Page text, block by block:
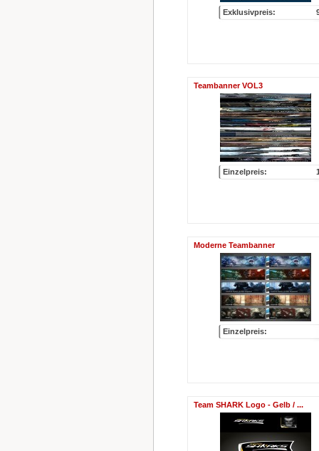
Exklusivpreis:
Teambanner VOL3
Einzelpreis:
Moderne Teambanner
Einzelpreis:
Team SHARK Logo - Gelb / ...